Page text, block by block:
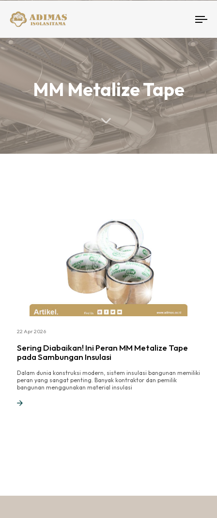
MM Metalize Tape
22 Apr 2026
Sering Diabaikan! Ini Peran MM Metalize Tape
pada Sambungan Insulasi
Dalam dunia konstruksi modern, sistem insulasi bangunan memiliki
peran yang sangat penting. Banyak kontraktor dan pemilik
bangunan menggunakan material insulasi